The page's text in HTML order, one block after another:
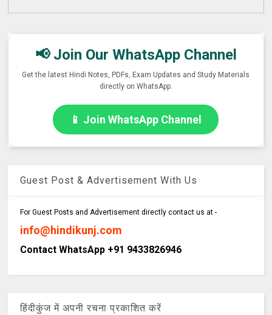
📢 Join Our WhatsApp Channel
Get the latest Hindi Notes, PDFs, Exam Updates and Study Materials
directly on WhatsApp.
📱 Join WhatsApp Channel
Guest Post & Advertisement With Us
For Guest Posts and Advertisement directly contact us at -
info@hindikunj.com
Contact WhatsApp +91 9433826946
हिंदीकुंज में अपनी रचना प्रकाशित करें